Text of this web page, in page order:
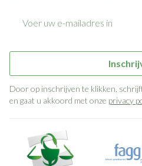
Door op inschrijven te klikken,
en gaat u akkoord met onze privacy